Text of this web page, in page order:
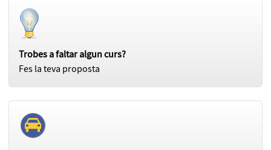
Trobes a faltar algun curs?
Fes la teva proposta